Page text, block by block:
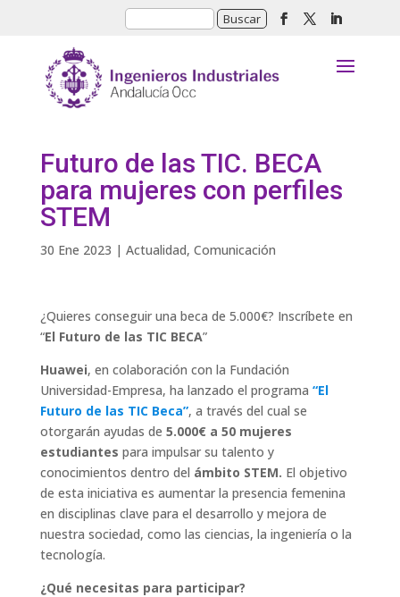
Futuro de las TIC. BECA
para mujeres con perfiles
STEM
30 Ene 2023 | Actualidad, Comunicación
¿Quieres conseguir una beca de 5.000€? Inscríbete en
“El Futuro de las TIC BECA”
Huawei, en colaboración con la Fundación
Universidad-Empresa, ha lanzado el programa “El
Futuro de las TIC Beca”, a través del cual se
otorgarán ayudas de 5.000€ a 50 mujeres
estudiantes para impulsar su talento y
conocimientos dentro del ámbito STEM. El objetivo
de esta iniciativa es aumentar la presencia femenina
en disciplinas clave para el desarrollo y mejora de
nuestra sociedad, como las ciencias, la ingeniería o la
tecnología.
¿Qué necesitas para participar?